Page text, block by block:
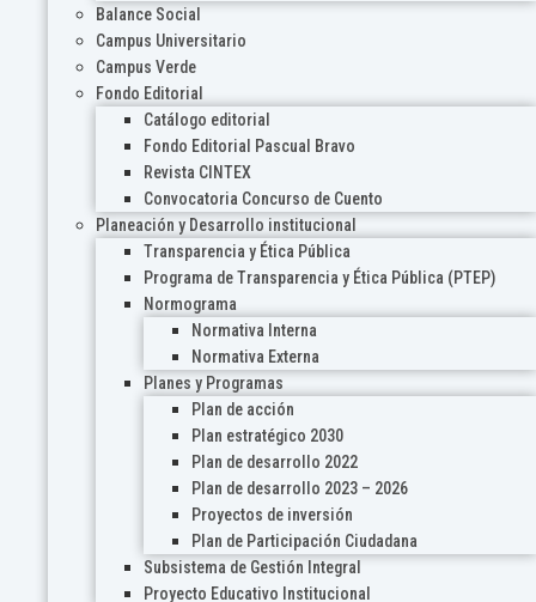
Balance Social
Campus Universitario
Campus Verde
Fondo Editorial
Catálogo editorial
Fondo Editorial Pascual Bravo
Revista CINTEX
Convocatoria Concurso de Cuento
Planeación y Desarrollo institucional
Transparencia y Ética Pública
Programa de Transparencia y Ética Pública (PTEP)
Normograma
Normativa Interna
Normativa Externa
Planes y Programas
Plan de acción
Plan estratégico 2030
Plan de desarrollo 2022
Plan de desarrollo 2023 – 2026
Proyectos de inversión
Plan de Participación Ciudadana
Subsistema de Gestión Integral
Proyecto Educativo Institucional